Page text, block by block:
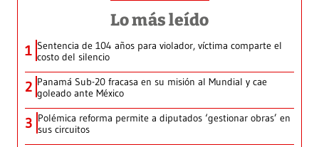
Lo más leído
1 Sentencia de 104 años para violador, víctima comparte el
costo del silencio
2 Panamá Sub-20 fracasa en su misión al Mundial y cae
goleado ante México
3 Polémica reforma permite a diputados ‘gestionar obras’ en
sus circuitos